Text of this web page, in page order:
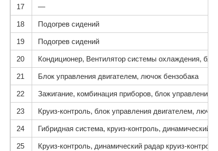
17 —
18 Подогрев сидений
19 Подогрев сидений
20 Кондиционер, Вентилятор системы охлаждения,
21 Блок управления двигателем, лючок бензобака
22 Зажигание, комбинация приборов, блок управления
23 Круиз-контроль, блок управления двигателем,
24 Гибридная система, круиз-контроль, динамический
25 Круиз-контроль, динамический радар круиз-